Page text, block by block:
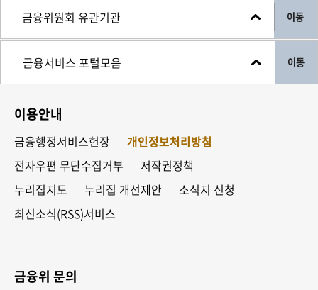
이동
이동
이용안내
금융행정서비스헌장
개인정보처리방침
전자우편 무단수집거부
저작권정책
누리집지도
누리집 개선제안
소식지 신청
최신소식(RSS)서비스
금융위 문의